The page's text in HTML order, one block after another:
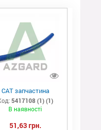
САТ запчастина
5417108 (1) (1)
В наявності
51,63 грн.